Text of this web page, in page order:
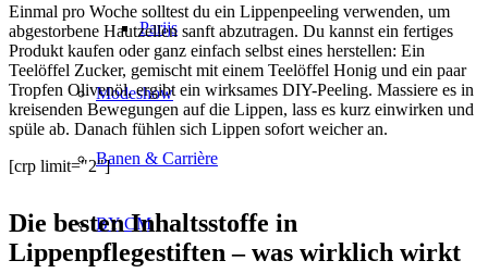
Parijs
Modeshow
Banen & Carrière
BY CM
Einmal pro Woche solltest du ein Lippenpeeling verwenden, um
abgestorbene Hautzellen sanft abzutragen. Du kannst ein fertiges
Produkt kaufen oder ganz einfach selbst eines herstellen: Ein
Teelöffel Zucker, gemischt mit einem Teelöffel Honig und ein paar
Tropfen Olivenöl, ergibt ein wirksames DIY-Peeling. Massiere es in
kreisenden Bewegungen auf die Lippen, lass es kurz einwirken und
spüle ab. Danach fühlen sich Lippen sofort weicher an.
[crp limit="2"]
Die besten Inhaltsstoffe in
Lippenpflegestiften – was wirklich wirkt